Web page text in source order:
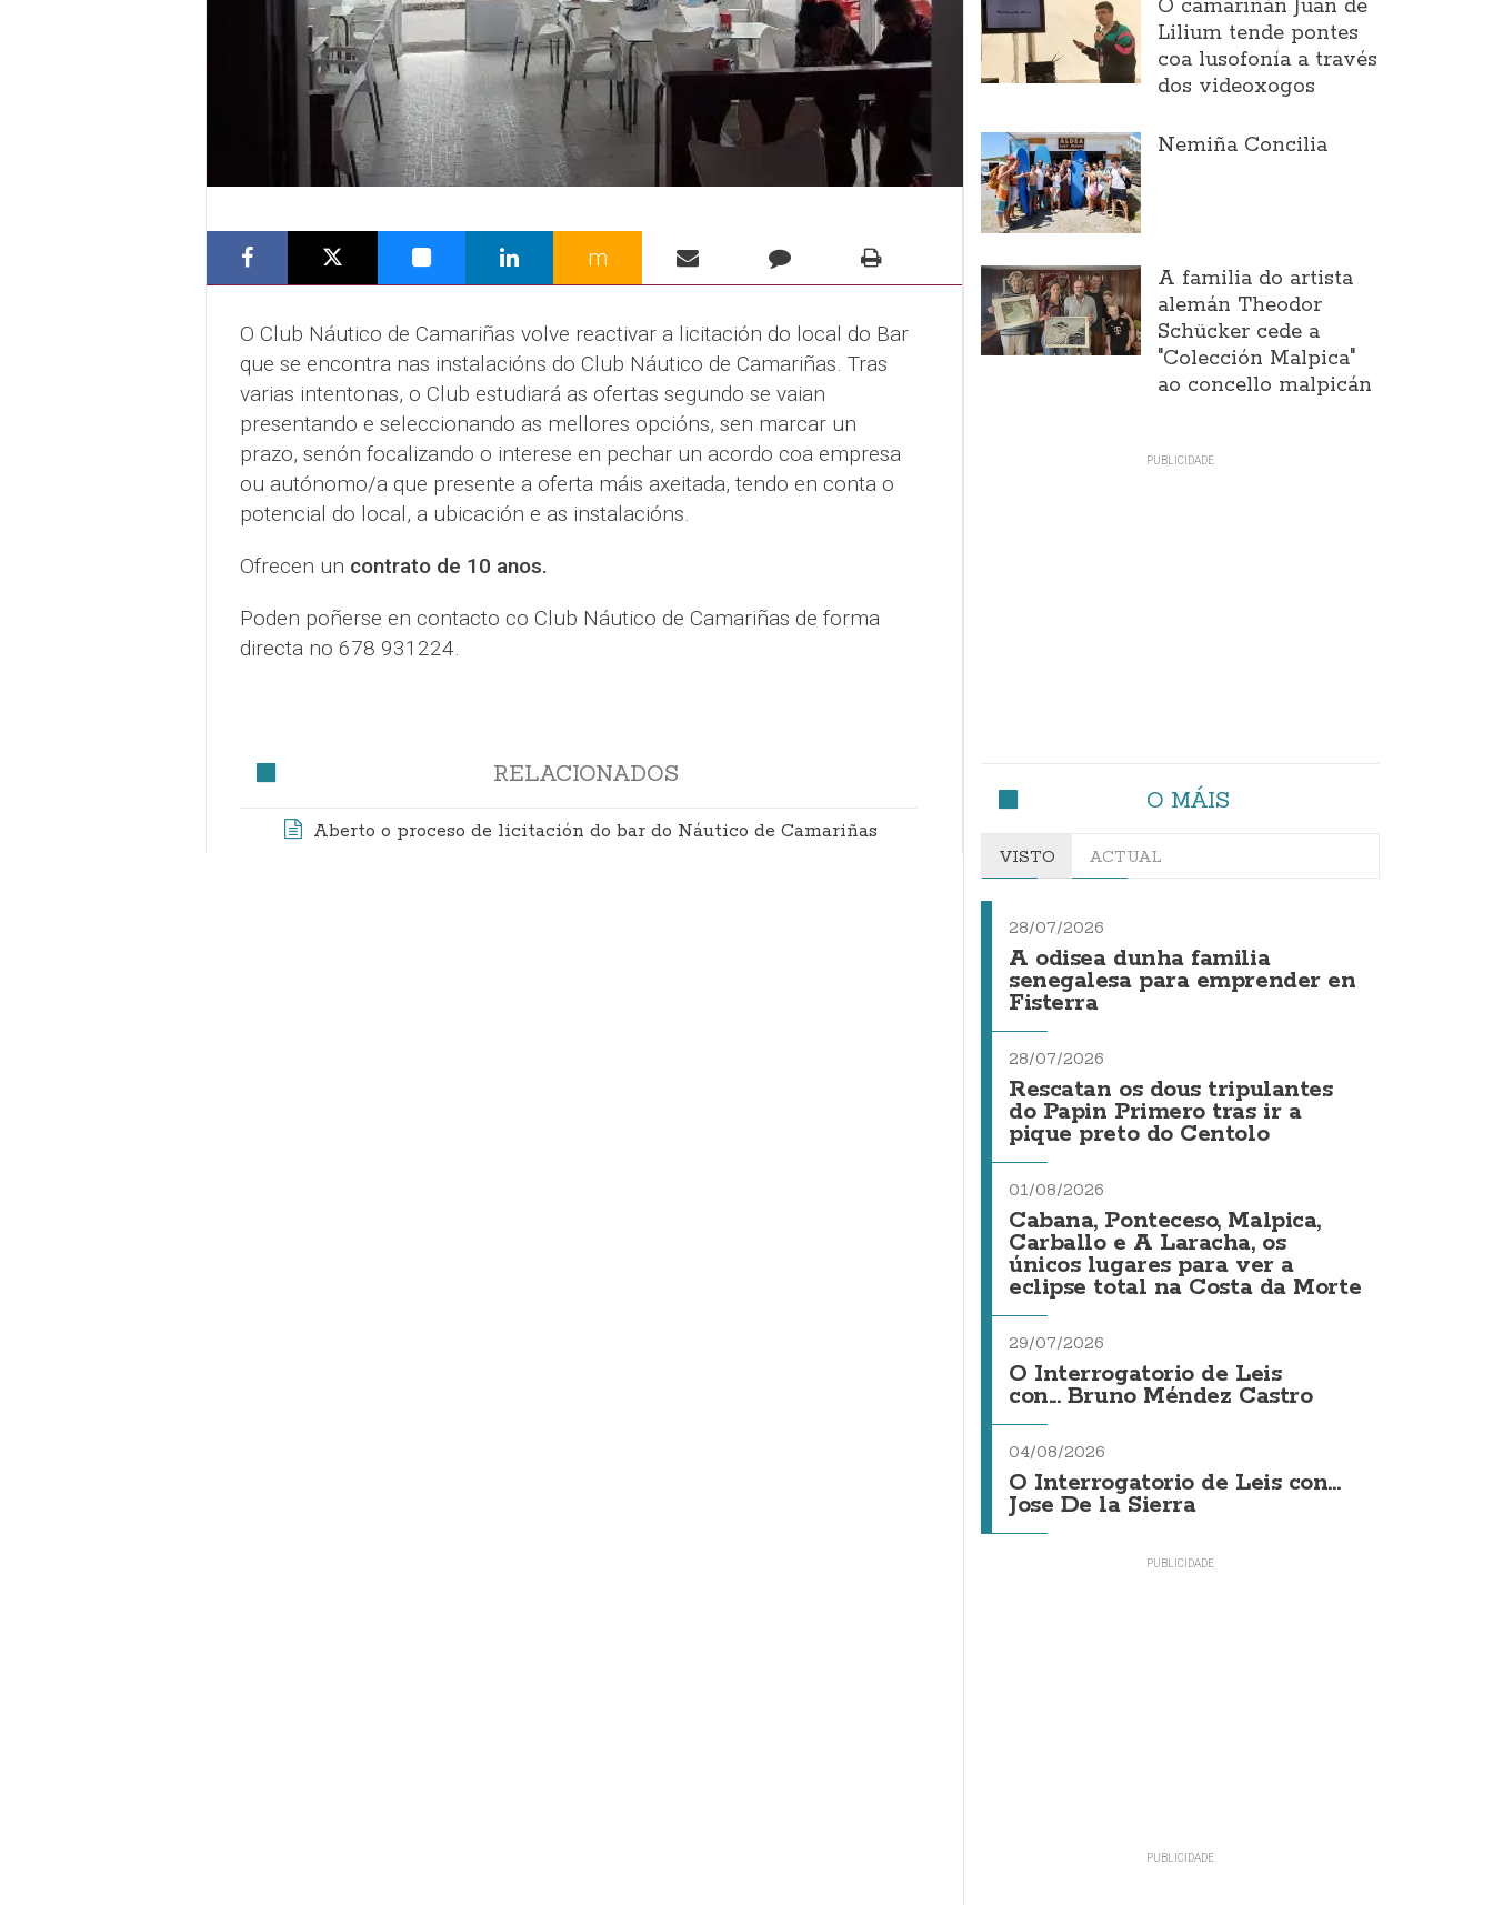
m
O Club Náutico de Camariñas volve reactivar a licitación do local do Bar
que se encontra nas instalacións do Club Náutico de Camariñas. Tras
varias intentonas, o Club estudiará as ofertas segundo se vaian
presentando e seleccionando as mellores opcións, sen marcar un
prazo, senón focalizando o interese en pechar un acordo coa empresa
ou autónomo/a que presente a oferta máis axeitada, tendo en conta o
potencial do local, a ubicación e as instalacións.
Ofrecen un contrato de 10 anos.
Poden poñerse en contacto co Club Náutico de Camariñas de forma
directa no 678 931224.
RELACIONADOS
Aberto o proceso de licitación do bar do Náutico de Camariñas
O camariñán Juan de
Lilium tende pontes
coa lusofonía a través
dos videoxogos
Nemiña Concilia
A familia do artista
alemán Theodor
Schücker cede a
"Colección Malpica"
ao concello malpicán
O MÁIS
VISTO ACTUAL
28/07/2026
A odisea dunha familia
senegalesa para emprender en
Fisterra
28/07/2026
Rescatan os dous tripulantes
do Papin Primero tras ir a
pique preto do Centolo
01/08/2026
Cabana, Ponteceso, Malpica,
Carballo e A Laracha, os
únicos lugares para ver a
eclipse total na Costa da Morte
29/07/2026
O Interrogatorio de Leis
con... Bruno Méndez Castro
04/08/2026
O Interrogatorio de Leis con...
Jose De la Sierra